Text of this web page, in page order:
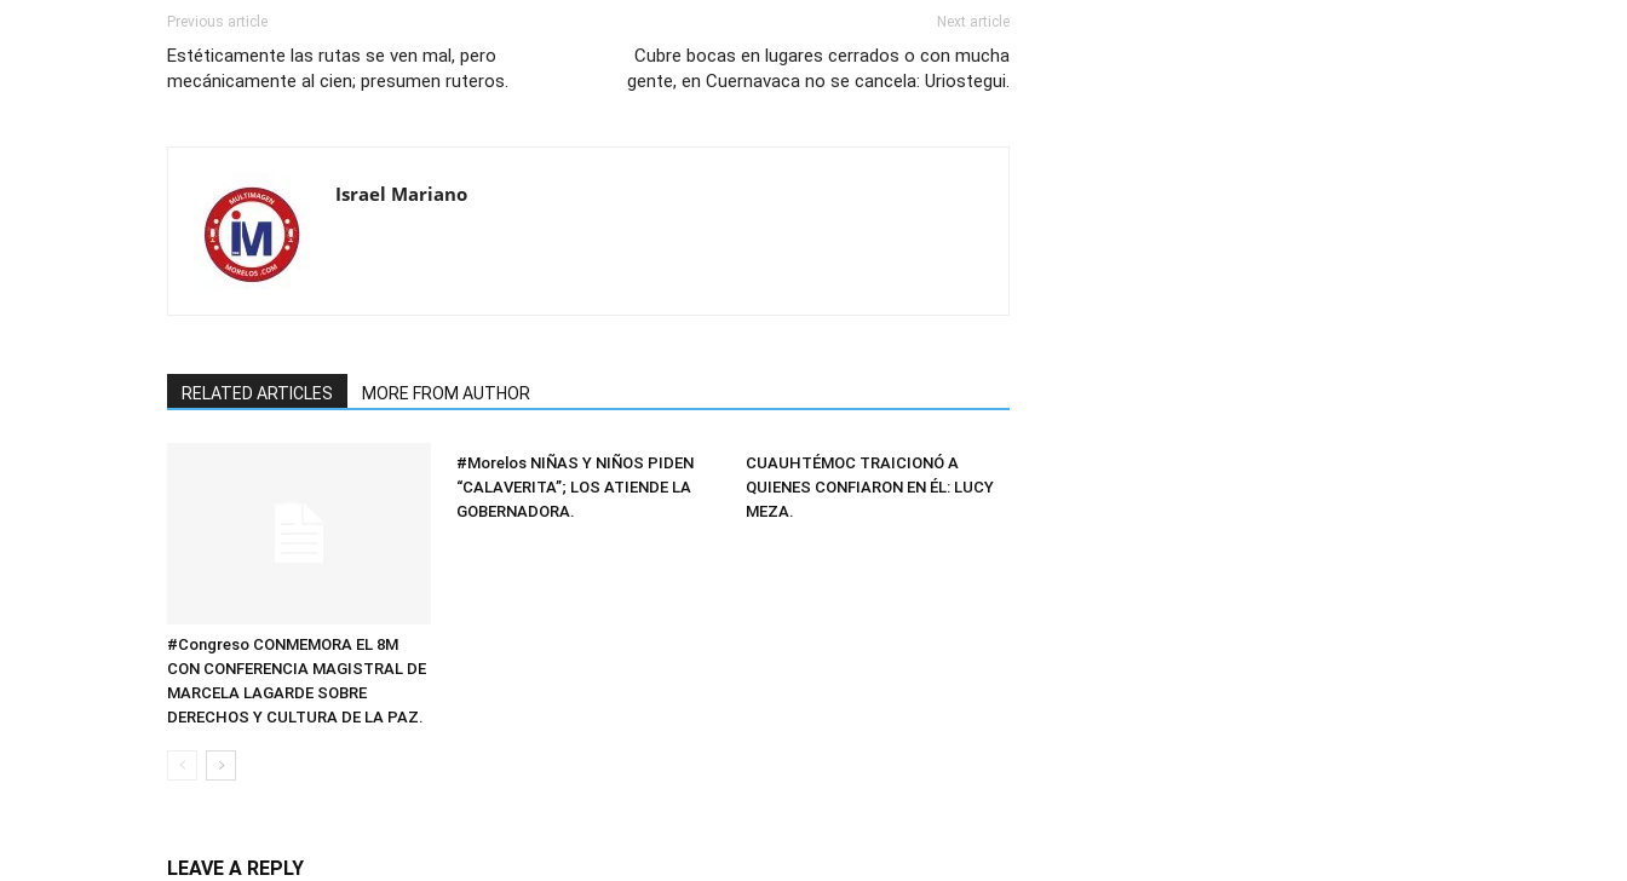
Previous article
Estéticamente las rutas se ven mal, pero
mecánicamente al cien; presumen ruteros.
Next article
Cubre bocas en lugares cerrados o con mucha
gente, en Cuernavaca no se cancela: Uriostegui.
Israel Mariano
RELATED ARTICLES MORE FROM AUTHOR
#Congreso CONMEMORA EL 8M
CON CONFERENCIA MAGISTRAL DE
MARCELA LAGARDE SOBRE
DERECHOS Y CULTURA DE LA PAZ.
#Morelos NIÑAS Y NIÑOS PIDEN
“CALAVERITA”; LOS ATIENDE LA
GOBERNADORA.
CUAUHTÉMOC TRAICIONÓ A
QUIENES CONFIARON EN ÉL: LUCY
MEZA.
LEAVE A REPLY